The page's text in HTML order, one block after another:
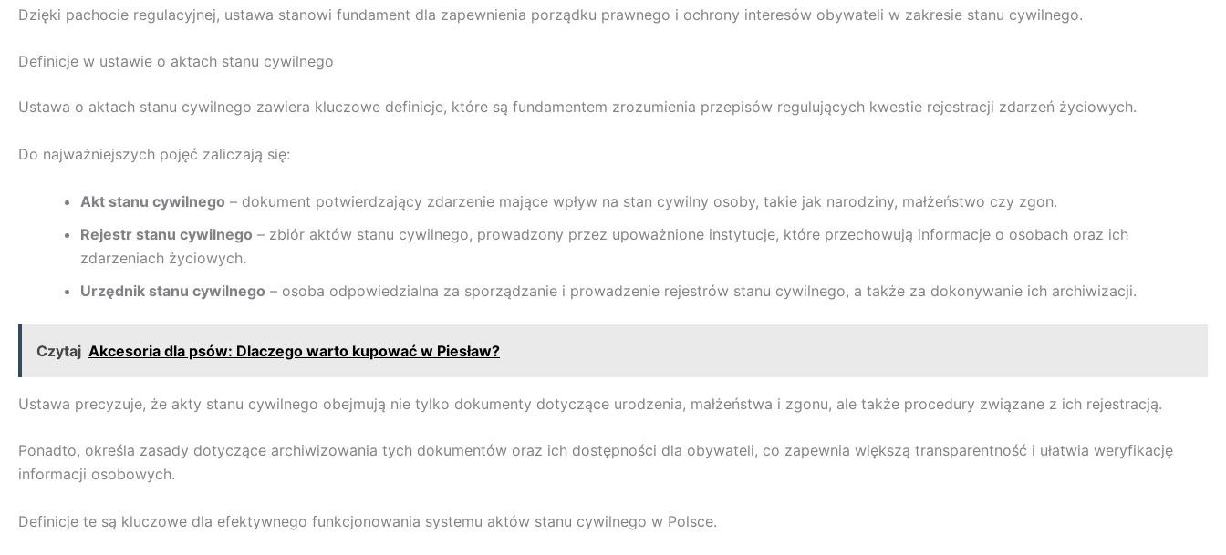
Dzięki pachocie regulacyjnej, ustawa stanowi fundament dla zapewnienia porządku prawnego i ochrony interesów obywateli w zakresie stanu cywilnego.
Definicje w ustawie o aktach stanu cywilnego
Ustawa o aktach stanu cywilnego zawiera kluczowe definicje, które są fundamentem zrozumienia przepisów regulujących kwestie rejestracji zdarzeń życiowych.
Do najważniejszych pojęć zaliczają się:
Akt stanu cywilnego – dokument potwierdzający zdarzenie mające wpływ na stan cywilny osoby, takie jak narodziny, małżeństwo czy zgon.
Rejestr stanu cywilnego – zbiór aktów stanu cywilnego, prowadzony przez upoważnione instytucje, które przechowują informacje o osobach oraz ich
zdarzeniach życiowych.
Urzędnik stanu cywilnego – osoba odpowiedzialna za sporządzanie i prowadzenie rejestrów stanu cywilnego, a także za dokonywanie ich archiwizacji.
Czytaj Akcesoria dla psów: Dlaczego warto kupować w Piesław?
Ustawa precyzuje, że akty stanu cywilnego obejmują nie tylko dokumenty dotyczące urodzenia, małżeństwa i zgonu, ale także procedury związane z ich rejestracją.
Ponadto, określa zasady dotyczące archiwizowania tych dokumentów oraz ich dostępności dla obywateli, co zapewnia większą transparentność i ułatwia weryfikację
informacji osobowych.
Definicje te są kluczowe dla efektywnego funkcjonowania systemu aktów stanu cywilnego w Polsce.